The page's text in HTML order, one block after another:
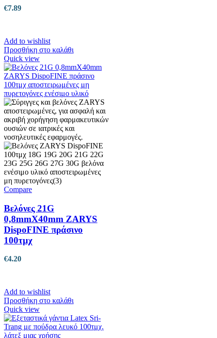
€7.89
Add to wishlist
Προσθήκη στο καλάθι
Quick view
Compare
Βελόνες 21G
0,8mmX40mm ZARYS
DispoFINE πράσινο
100τμχ
€4.20
Add to wishlist
Προσθήκη στο καλάθι
Quick view